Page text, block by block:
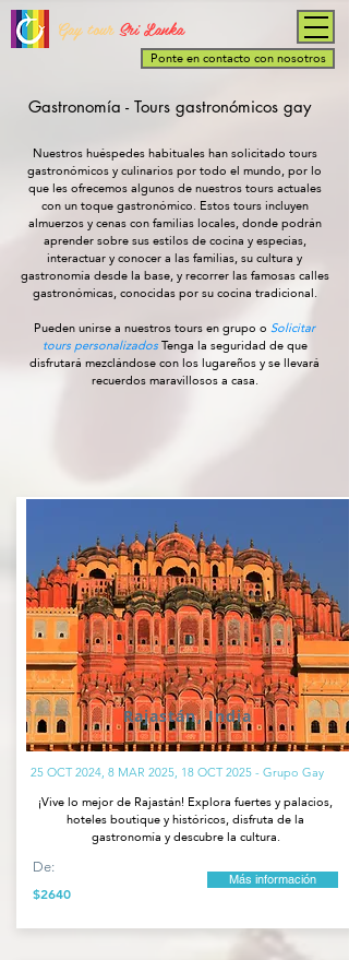
Gay tourSri Lanka
Ponte en contacto con nosotros
Gastronomía - Tours gastronómicos gay
Nuestros huéspedes habituales han solicitado tours
gastronómicos y culinarios por todo el mundo, por lo
que les ofrecemos algunos de nuestros tours actuales
con un toque gastronómico. Estos tours incluyen
almuerzos y cenas con familias locales, donde podrán
aprender sobre sus estilos de cocina y especias,
interactuar y conocer a las familias, su cultura y
gastronomía desde la base, y recorrer las famosas calles
gastronómicas, conocidas por su cocina tradicional.
Pueden unirse a nuestros tours en grupo oSolicitar
tours personalizadosTenga la seguridad de que
disfrutará mezclándose con los lugareños y se llevará
recuerdos maravillosos a casa.
Rajastán, India
25 OCT 2024, 8 MAR 2025, 18 OCT 2025 - Grupo Gay
¡Vive lo mejor de Rajastán! Explora fuertes y palacios,
hoteles boutique y históricos, disfruta de la
gastronomía y descubre la cultura.
De:
$2640
Más información